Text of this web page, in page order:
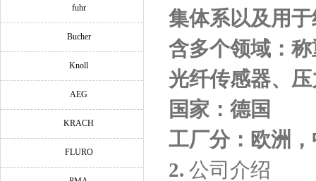
fuhr
Bucher
Knoll
AEG
KRACH
FLURO
集体系以及用
含多个领域：
光纤传感器、
国家：德国
工厂分：欧洲
2. 公司介绍